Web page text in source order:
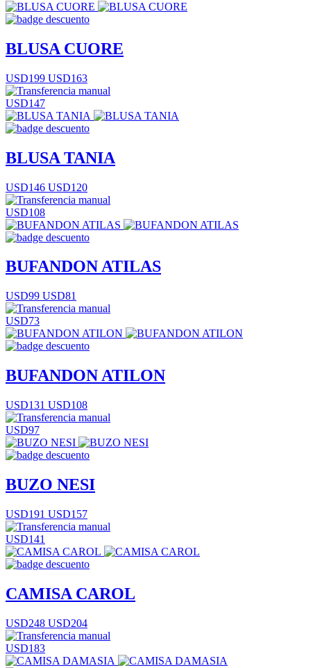
BLUSA CUORE
USD199 USD163
USD147
BLUSA TANIA
USD146 USD120
USD108
BUFANDON ATILAS
USD99 USD81
USD73
BUFANDON ATILON
USD131 USD108
USD97
BUZO NESI
USD191 USD157
USD141
CAMISA CAROL
USD248 USD204
USD183